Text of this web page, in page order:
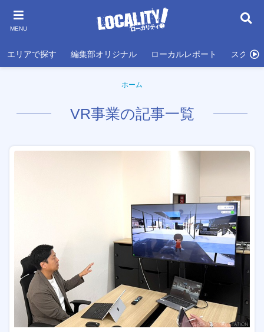
MENU
エリアで探す 編集部オリジナル ローカルレポート スクール
ホーム
VR事業の記事一覧